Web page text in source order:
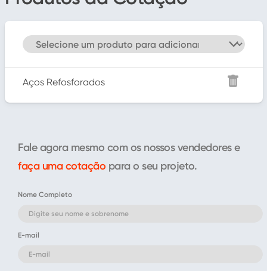
Aços Refosforados
Fale agora mesmo com os nossos vendedores e
faça uma cotação para o seu projeto.
Nome Completo
E-mail